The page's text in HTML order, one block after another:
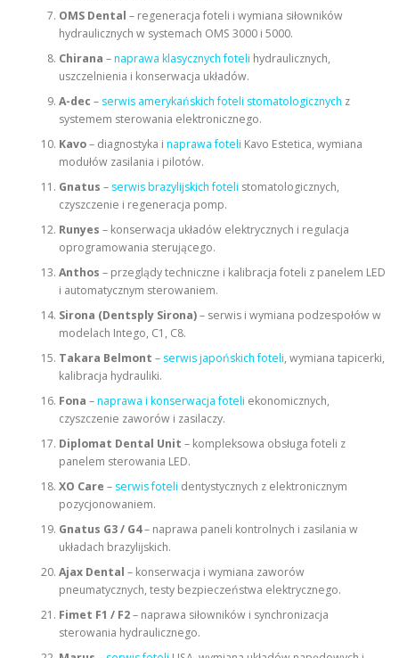
OMS Dental – regeneracja foteli i wymiana siłowników
hydraulicznych w systemach OMS 3000 i 5000.
Chirana –naprawa klasycznych foteli hydraulicznych,
uszczelnienia i konserwacja układów.
A-dec – serwis amerykańskich foteli stomatologicznych z
systemem sterowania elektronicznego.
Kavo– diagnostyka i naprawa foteli Kavo Estetica, wymiana
modułów zasilania i pilotów.
Gnatus – serwis brazylijskich foteli stomatologicznych,
czyszczenie i regeneracja pomp.
Runyes – konserwacja układów elektrycznych i regulacja
oprogramowania sterującego.
Anthos – przeglądy techniczne i kalibracja foteli z panelem LED
i automatycznym sterowaniem.
Sirona (Dentsply Sirona)– serwis i wymiana podzespołów w
modelach Intego, C1, C8.
Takara Belmont – serwis japońskich foteli, wymiana tapicerki,
kalibracja hydrauliki.
Fona –naprawa i konserwacja foteli ekonomicznych,
czyszczenie zaworów i zasilaczy.
Diplomat Dental Unit – kompleksowa obsługa foteli z
panelem sterowania LED.
XO Care – serwis foteli dentystycznych z elektronicznym
pozycjonowaniem.
Gnatus G3 / G4– naprawa paneli kontrolnych i zasilania w
układach brazylijskich.
Ajax Dental – konserwacja i wymiana zaworów
pneumatycznych, testy bezpieczeństwa elektrycznego.
Fimet F1 / F2– naprawa siłowników i synchronizacja
sterowania hydraulicznego.